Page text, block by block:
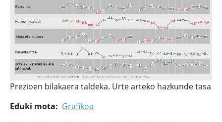
Prezioen bilakaera taldeka. Urte arteko hazkunde tasa
Eduki mota
Grafikoa